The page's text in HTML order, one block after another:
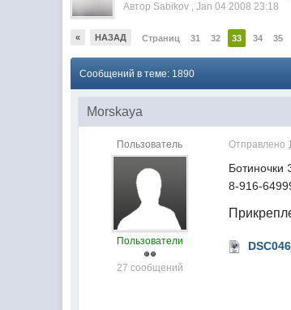
Автор Sabikov ,Jan 04 2008 23:18
« НАЗАД Страниц 31 32 33 34 35
Сообщений в теме: 1890
Morskaya
Пользователь
Пользователи
27 сообщений
Отправлено
Ботиночки
8-916-